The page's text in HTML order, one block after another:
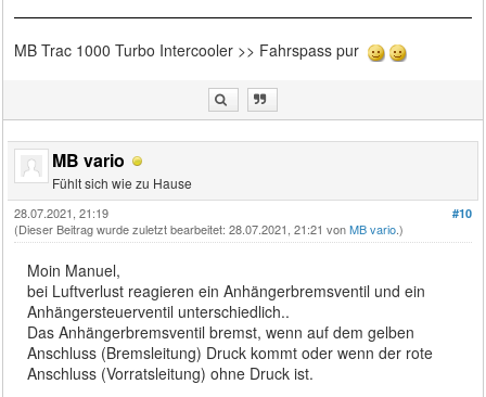
MB Trac 1000 Turbo Intercooler >> Fahrspass pur
MB vario
Fühlt sich wie zu Hause
#10
28.07.2021, 21:19
(Dieser Beitrag wurde zuletzt bearbeitet: 28.07.2021, 21:21 vonMB vario.)
Moin Manuel,
bei Luftverlust reagieren ein Anhängerbremsventil und ein
Anhängersteuerventil unterschiedlich..
Das Anhängerbremsventil bremst, wenn auf dem gelben
Anschluss (Bremsleitung) Druck kommt oder wenn der rote
Anschluss (Vorratsleitung) ohne Druck ist.